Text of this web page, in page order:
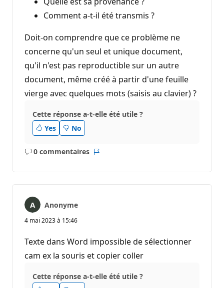
Comment a-t-il été transmis ?
Doit-on comprendre que ce problème ne
concerne qu'un seul et unique document,
qu'il n'est pas reproductible sur un autre
document, même créé à partir d'une feuille
vierge avec quelques mots (saisis au clavier) ?
Cette réponse a-t-elle été utile ?
Yes
No
0 commentaires
Aucun
Anonyme
4 mai 2023 à 15:46
Texte dans Word impossible de sélectionner
cam ex la souris et copier coller
Cette réponse a-t-elle été utile ?